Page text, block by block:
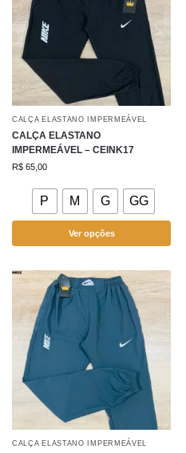
CALÇA ELASTANO IMPERMEÁVEL
CALÇA ELASTANO
IMPERMEÁVEL – CEINK17
R$ 65,00
P M G GG
Ver opções
CALÇA ELASTANO IMPERMEÁVEL